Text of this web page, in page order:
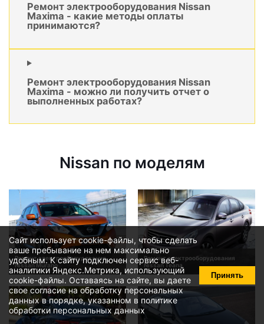
Ремонт электрооборудования Nissan
Maxima - какие методы оплаты
принимаются?
Ремонт электрооборудования Nissan
Maxima - можно ли получить отчет о
выполненных работах?
Nissan по моделям
Ремонт электрооборудования
Nissan Murano
Ремонт электрооборудования
Nissan Teana
Сайт использует cookie-файлы, чтобы сделать
ваше пребывание на нем максимально
удобным. К cайту подключен сервис веб-
аналитики Яндекс.Метрика, использующий
cookie-файлы. Оставаясь на сайте, вы даете
свое согласие на обработку персональных
данныхв порядке, указанном в политике
обработки персональных данных
Принять